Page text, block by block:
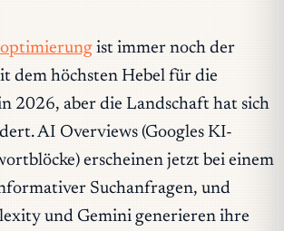
ist immer noch der
dem höchsten Hebel für die
2026, aber die Landschaft hat sich
AI Overviews (Googles KI-
erscheinen jetzt bei einem
Suchanfragen, und
und Gemini generieren ihre